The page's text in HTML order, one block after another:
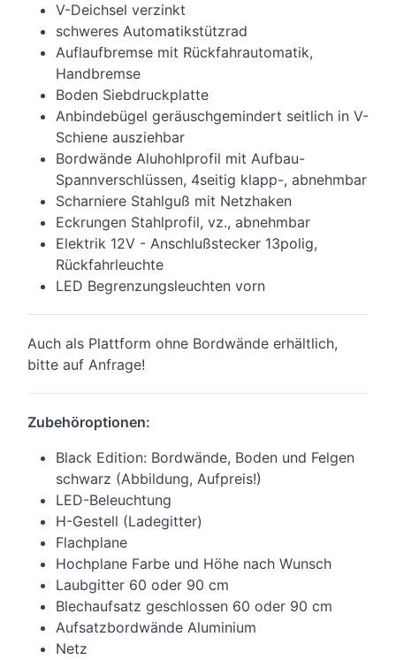
V-Deichsel verzinkt
schweres Automatikstützrad
Auflaufbremse mit Rückfahrautomatik,
Handbremse
Boden Siebdruckplatte
Anbindebügel geräuschgemindert seitlich in V-
Schiene ausziehbar
Bordwände Aluhohlprofil mit Aufbau-
Spannverschlüssen, 4seitig klapp-, abnehmbar
Scharniere Stahlguß mit Netzhaken
Eckrungen Stahlprofil, vz., abnehmbar
Elektrik 12V - Anschlußstecker 13polig,
Rückfahrleuchte
LED Begrenzungsleuchten vorn
Auch als Plattform ohne Bordwände erhältlich,
bitte auf Anfrage!
Zubehöroptionen:
Black Edition: Bordwände, Boden und Felgen
schwarz (Abbildung, Aufpreis!)
LED-Beleuchtung
H-Gestell (Ladegitter)
Flachplane
Hochplane Farbe und Höhe nach Wunsch
Laubgitter 60 oder 90 cm
Blechaufsatz geschlossen 60 oder 90 cm
Aufsatzbordwände Aluminium
Netz